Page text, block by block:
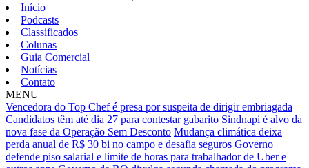
Início
Podcasts
Classificados
Colunas
Guia Comercial
Notícias
Contato
MENU
Vencedora do Top Chef é presa por suspeita de dirigir embriagada
Candidatos têm até dia 27 para contestar gabarito Sindnapi é alvo da
nova fase da Operação Sem Desconto Mudança climática deixa
perda anual de R$ 30 bi no campo e desafia seguros Governo
defende piso salarial e limite de horas para trabalhador de Uber e